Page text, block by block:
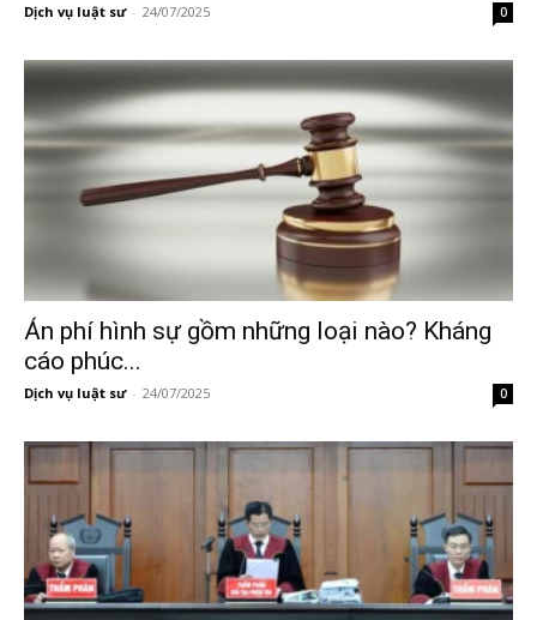
Dịch vụ luật sư - 24/07/2025 0
Án phí hình sự gồm những loại nào? Kháng
cáo phúc...
Dịch vụ luật sư - 24/07/2025 0